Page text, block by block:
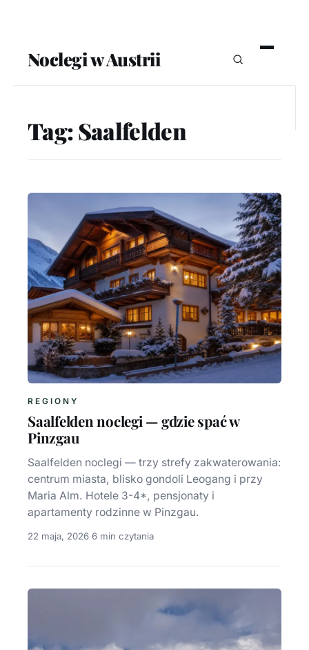
Noclegi w Austrii
Tag:Saalfelden
REGIONY
Saalfelden noclegi — gdzie spać w
Pinzgau
Saalfelden noclegi — trzy strefy zakwaterowania:
centrum miasta, blisko gondoli Leogang i przy
Maria Alm. Hotele 3-4*, pensjonaty i
apartamenty rodzinne w Pinzgau.
22 maja, 2026 6 min czytania